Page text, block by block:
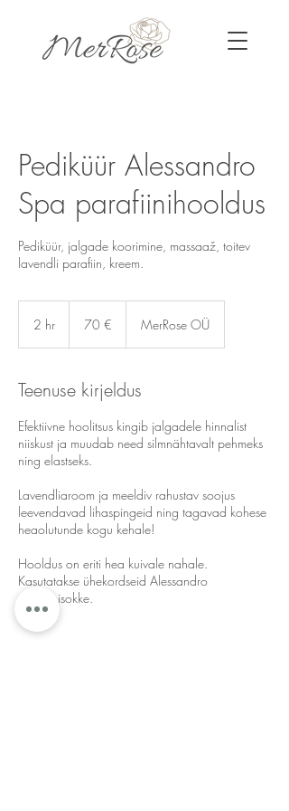
Pediküür Alessandro
Spa parafiinihooldus
Pediküür, jalgade koorimine, massaaž, toitev
lavendli parafiin, kreem.
2 hr 70 € MerRose OÜ
Teenuse kirjeldus
Efektiivne hoolitsus kingib jalgadele hinnalist
niiskust ja muudab need silmnähtavalt pehmeks
ning elastseks.
Lavendliaroom ja meeldiv rahustav soojus
leevendavad lihaspingeid ning tagavad kohese
heaolutunde kogu kehale!
Hooldus on eriti hea kuivale nahale.
Kasutatakse ühekordseid Alessandro
parafiinisokke.